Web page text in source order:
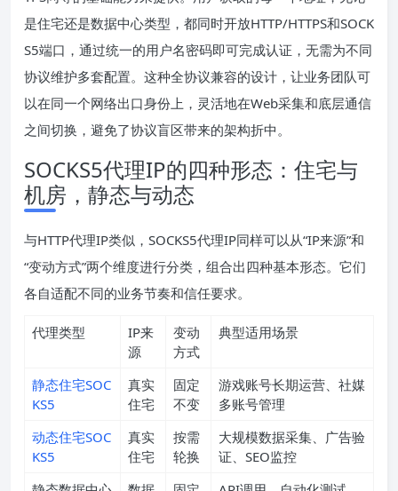
是住宅还是数据中心类型，都同时开放HTTP/HTTPS和SOCK
S5端口，通过统一的用户名密码即可完成认证，无需为不同
协议维护多套配置。这种全协议兼容的设计，让业务团队可
以在同一个网络出口身份上，灵活地在Web采集和底层通信
之间切换，避免了协议盲区带来的架构折中。
SOCKS5代理IP的四种形态：住宅与
机房，静态与动态
与HTTP代理IP类似，SOCKS5代理IP同样可以从“IP来源”和
“变动方式”两个维度进行分类，组合出四种基本形态。它们
各自适配不同的业务节奏和信任要求。
代理类型
IP来
源
变动
方式
典型适用场景
静态住宅SOC
KS5
真实
住宅
固定
不变
游戏账号长期运营、社媒
多账号管理
动态住宅SOC
KS5
真实
住宅
按需
轮换
大规模数据采集、广告验
证、SEO监控